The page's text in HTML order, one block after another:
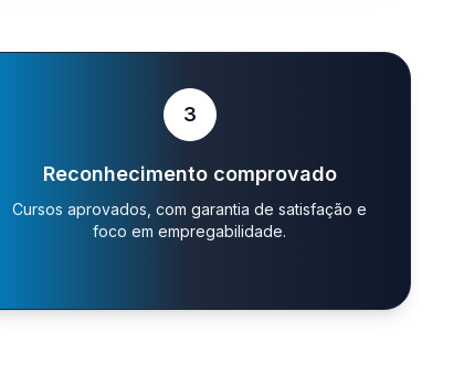
3
Reconhecimento comprovado
Cursos aprovados, com garantia de satisfação e
foco em empregabilidade.